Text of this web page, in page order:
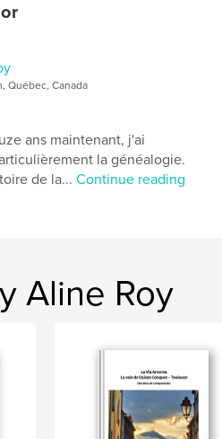
Québec, Canada
ans maintenant, j'ai
la généalogie.
de la...Continue reading
Aline Roy